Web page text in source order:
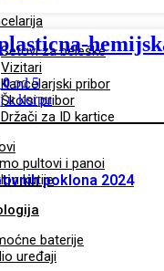
Setovi za beleške
Vizitari
Kancelarjski pribor
Školsi pribor
Držači za ID kartice
pultovi i panoi
kutije
baterije
uređaji
0od 5
u korpu
poklona 2024